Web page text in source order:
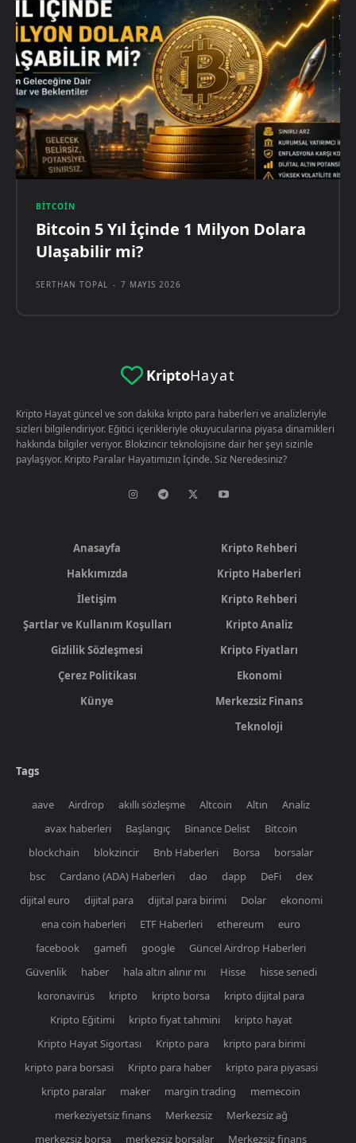
BITCOIN
Bitcoin 5 Yıl İçinde 1 Milyon Dolara
Ulaşabilir mi?
SERTHAN TOPAL - 7 MAYIS 2026
KriptoHayat
Kripto Hayat güncel ve son dakika kripto para haberleri ve analizleriyle
sizleri bilgilendiriyor. Eğitici içerikleriyle okuyucularina piyasa dinamikleri
hakkında bilgiler veriyor. Blokzincir teknolojisine dair her şeyi sizinle
paylaşıyor. Kripto Paralar Hayatımızın İçinde. Siz Neredesiniz?
Anasayfa
Hakkımızda
İletişim
Şartlar ve Kullanım Koşulları
Gizlilik Sözleşmesi
Çerez Politikası
Künye
Kripto Rehberi
Kripto Haberleri
Kripto Rehberi
Kripto Analiz
Kripto Fiyatları
Ekonomi
Merkezsiz Finans
Teknoloji
Tags
aave Airdrop akıllı sözleşme Altcoin Altın
Analiz
avax haberleri
Başlangıç Binance Delist
Bitcoin
blockchain
blokzincir Bnb Haberleri Borsa
borsalar
bsc
Cardano (ADA) Haberleri dao dapp DeFi
dex
dijital euro
dijital para dijital para birimi Dolar
ekonomi
ena coin haberleri
ETF Haberleri ethereum
euro
facebook
gamefi google
Güncel Airdrop Haberleri
Güvenlik
haber hala altın alınır mı Hisse
hisse senedi
koronavirüs
kripto kripto borsa
kripto dijital para
Kripto Eğitimi
kripto fiyat tahmini
kripto hayat
Kripto Hayat Sigortası
Kripto para
kripto para birimi
kripto para borsasi
Kripto para haber
kripto para piyasasi
kripto paralar
maker margin trading
memecoin
merkeziyetsiz finans
Merkezsiz
Merkezsiz ağ
merkezsiz borsa
merkezsiz borsalar Merkezsiz finans